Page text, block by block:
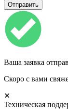
Ваша заявка
Скоро с вами
✕
Техническая